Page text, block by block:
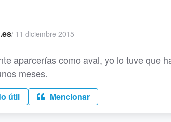
/ 11 diciembre 2015
aparcerías como aval, yo lo tuve que
meses.
útil Mencionar